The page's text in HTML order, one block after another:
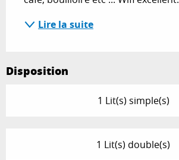
Lire la suite
Disposition
1 Lit(s) simple(s)
1 Lit(s) double(s)